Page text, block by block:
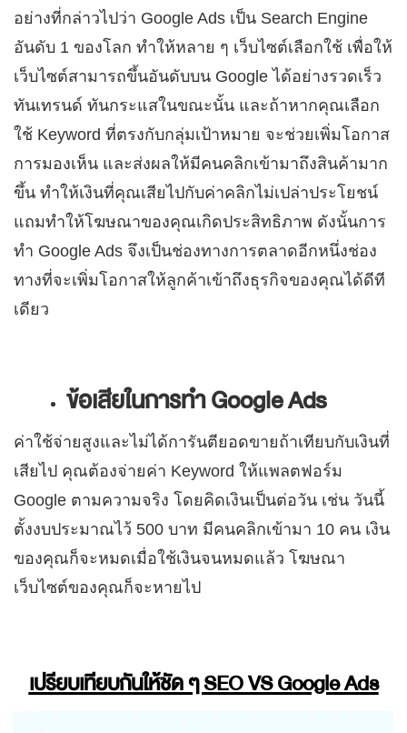
อย่างที่กล่าวไปว่า Google Ads เป็น Search Engine
อันดับ 1 ของโลก ทำให้หลาย ๆ เว็บไซต์เลือกใช้ เพื่อให้
เว็บไซต์สามารถขึ้นอันดับบน Google ได้อย่างรวดเร็ว
ทันเทรนด์ ทันกระแสในขณะนั้น และถ้าหากคุณเลือก
ใช้ Keyword ที่ตรงกับกลุ่มเป้าหมาย จะช่วยเพิ่มโอกาส
การมองเห็น และส่งผลให้มีคนคลิกเข้ามาถึงสินค้ามาก
ขึ้น ทำให้เงินที่คุณเสียไปกับค่าคลิกไม่เปล่าประโยชน์
แถมทำให้โฆษณาของคุณเกิดประสิทธิภาพ ดังนั้นการ
ทำ Google Ads จึงเป็นช่องทางการตลาดอีกหนึ่งช่อง
ทางที่จะเพิ่มโอกาสให้ลูกค้าเข้าถึงธุรกิจของคุณได้ดีที
เดียว
ข้อเสียในการทำGoogle Ads
ค่าใช้จ่ายสูงและไม่ได้การันตียอดขายถ้าเทียบกับเงินที่
เสียไป คุณต้องจ่ายค่า Keyword ให้แพลตฟอร์ม
Google ตามความจริง โดยคิดเงินเป็นต่อวัน เช่น วันนี้
ตั้งงบประมาณไว้ 500 บาท มีคนคลิกเข้ามา 10 คน เงิน
ของคุณก็จะหมดเมื่อใช้เงินจนหมดแล้ว โฆษณา
เว็บไซต์ของคุณก็จะหายไป
เปรียบเทียบกันให้ชัด ๆSEO VS Google Ads